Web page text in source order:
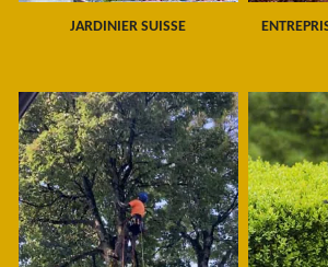
JARDINIER SUISSE